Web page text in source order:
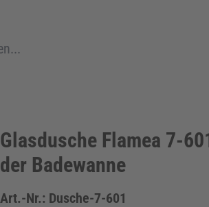
Glasdusche Flamea 7-
der Badewanne
Art.-Nr.: Dusche-7-601